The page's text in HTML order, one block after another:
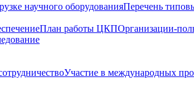
научного оборудованияПеречень
План работы ЦКПОрганизации-
Участие в международных